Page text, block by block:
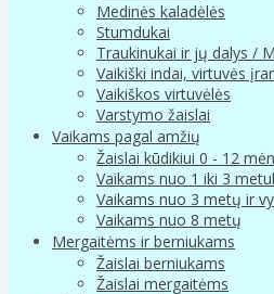
Medinės kaladėlės
Stumdukai
Traukinukai ir jų dalys /
Vaikiški indai, virtuvės
Vaikiškos virtuvėlės
Varstymo žaislai
Vaikams pagal amžių
Žaislai kūdikiui 0 - 12
Vaikams nuo 1 iki 3
Vaikams nuo 3 metų ir
Vaikams nuo 8 metų
Mergaitėms ir berniukams
Žaislai berniukams
Žaislai mergaitėms